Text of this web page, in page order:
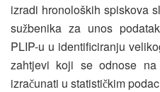
izradi hronoloških spiskova
sužbenika za unos
PLIP-u u identificiranju
zahtjevi koji se odnose na
izračunati u statističkim